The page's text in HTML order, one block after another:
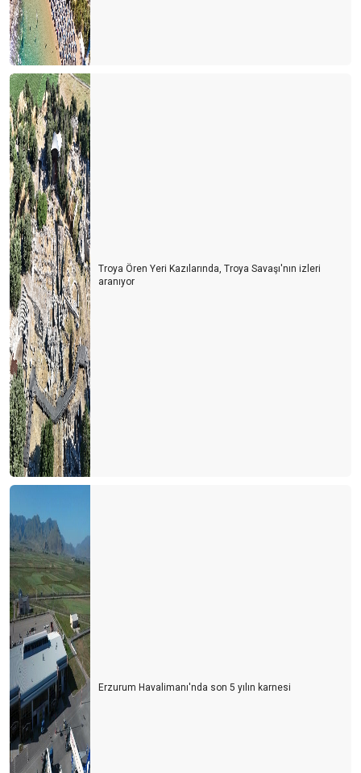
Troya Ören Yeri Kazılarında, Troya Savaşı'nın izleri
aranıyor
Erzurum Havalimanı'nda son 5 yılın karnesi